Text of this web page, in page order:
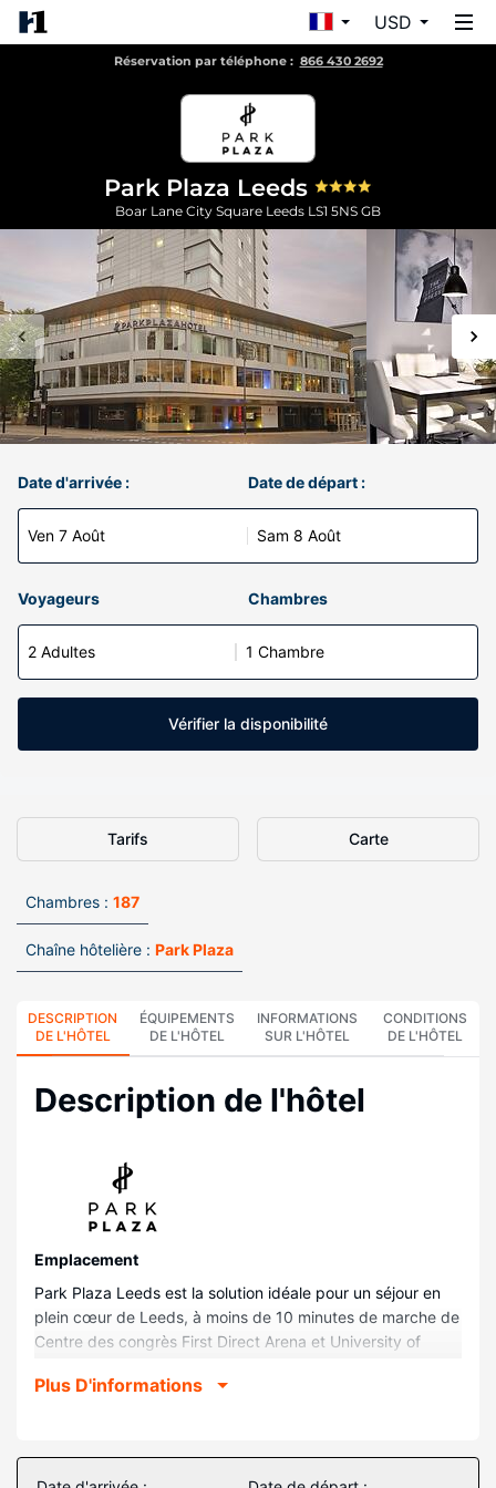
USD
Réservation par téléphone : 866 430 2692
Park Plaza Leeds
Boar Lane City Square Leeds LS1 5NS GB
Date d'arrivée :
Ven 7 Août
Date de départ :
Sam 8 Août
Voyageurs Chambres
2 Adultes 1 Chambre
Vérifier la disponibilité
Tarifs Carte
Chambres : 187
Chaîne hôtelière : Park Plaza
DESCRIPTION
DE L'HÔTEL
ÉQUIPEMENTS
DE L'HÔTEL
INFORMATIONS
SUR L'HÔTEL
CONDITIONS
DE L'HÔTEL
Description de l'hôtel
Emplacement
Park Plaza Leeds est la solution idéale pour un séjour en
plein cœur de Leeds, à moins de 10 minutes de marche de
Centre des congrès First Direct Arena et University of
de Royal Armouries (armureries royales) et à 7,2 km de
Choisissez une des 187 chambres dotées d'une télévision
Plus D'informations